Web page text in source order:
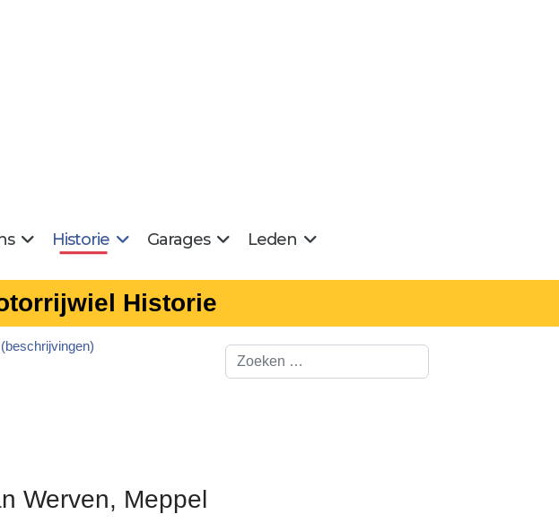
Historie Garages Leden
Historie
Werven, Meppel